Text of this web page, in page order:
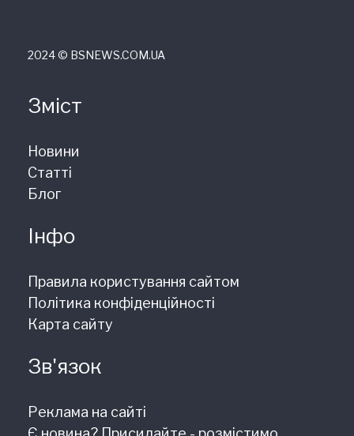
2024 © ВSNEWS.COM.UA
Зміст
Новини
Статті
Блог
Інфо
Правила користування сайтом
Політика конфіденційності
Карта сайту
Зв'язок
Реклама на сайті